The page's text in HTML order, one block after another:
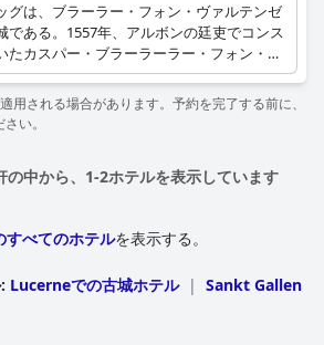
グは、ブラーラー・フォン・ヴァルテンゼ
である。1557年、アルボンの廷吏でコンス
たカスパー・ブラーラーラー・フォン・ヴ
建設された。何世紀もの間、所有者が変わ
果てた。1994年に美しく改装され、1998年
在では、美しい風景とボーデン湖を眺めな
イス歴史的ホテルに宿泊することができ
用される場合があります。予約を完了する前に、
い。
の中から、1-2ホテルを表示しています
すべてのホテルを表示する。
: Lucerneでの古城ホテル | Sankt Gallen